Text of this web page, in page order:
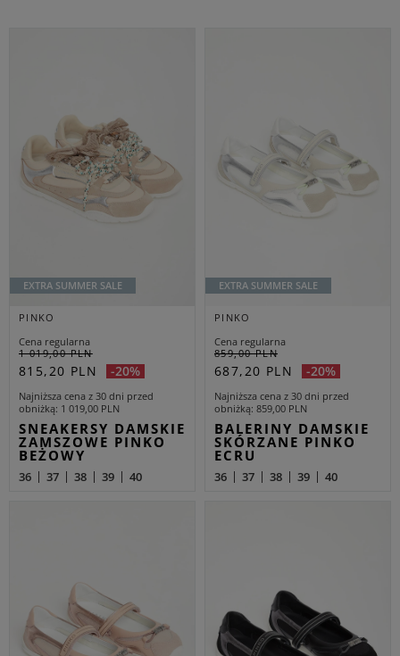
EXTRA SUMMER SALE
PINKO
Cena regularna
1 019,00 PLN
815,20 PLN -20%
Najniższa cena z 30 dni przed
obniżką 1 019,00 PLN
SNEAKERSY DAMSKIE
ZAMSZOWE PINKO
BEŻOWY
36 37 38 39 40
EXTRA SUMMER SALE
PINKO
Cena regularna
859,00 PLN
687,20 PLN -20%
Najniższa cena z 30 dni przed
obniżką 859,00 PLN
BALERINY DAMSKIE
SKÓRZANE PINKO
ECRU
36 37 38 39 40